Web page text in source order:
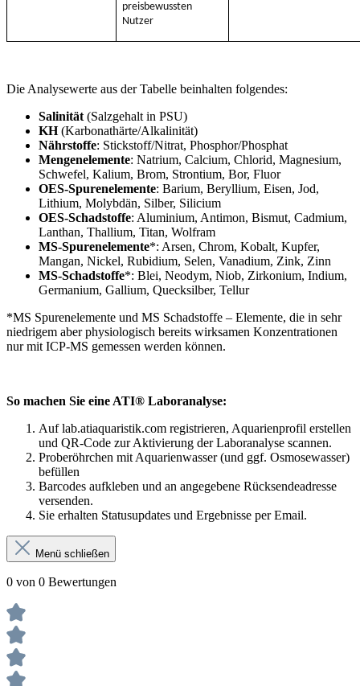
preisbewussten
Nutzer
Die Analysewerte aus der Tabelle beinhalten folgendes:
Salinität (Salzgehalt in PSU)
KH(Karbonathärte/Alkalinität)
Nährstoffe: Stickstoff/Nitrat, Phosphor/Phosphat
Mengenelemente: Natrium, Calcium, Chlorid, Magnesium,
Schwefel, Kalium, Brom, Strontium, Bor, Fluor
OES-Spurenelemente: Barium, Beryllium, Eisen, Jod,
Lithium, Molybdän, Silber, Silicium
OES-Schadstoffe: Aluminium, Antimon, Bismut, Cadmium,
Lanthan, Thallium, Titan, Wolfram
MS-Spurenelemente*: Arsen, Chrom, Kobalt, Kupfer,
Mangan, Nickel, Rubidium, Selen, Vanadium, Zink, Zinn
MS-Schadstoffe*: Blei, Neodym, Niob, Zirkonium, Indium,
Germanium, Gallium, Quecksilber, Tellur
*MS Spurenelemente und MS Schadstoffe – Elemente, die in sehr
niedrigem aber physiologisch bereits wirksamen Konzentrationen
nur mit ICP-MS gemessen werden können.
So machen Sie eine ATI® Laboranalyse:
Auf lab.atiaquaristik.com registrieren, Aquarienprofil erstellen
und QR-Code zur Aktivierung der Laboranalyse scannen.
Proberöhrchen mit Aquarienwasser (und ggf. Osmosewasser)
befüllen
Barcodes aufkleben und an angegebene Rücksendeadresse
versenden.
Sie erhalten Statusupdates und Ergebnisse per Email.
Menü schließen
0 von 0 Bewertungen